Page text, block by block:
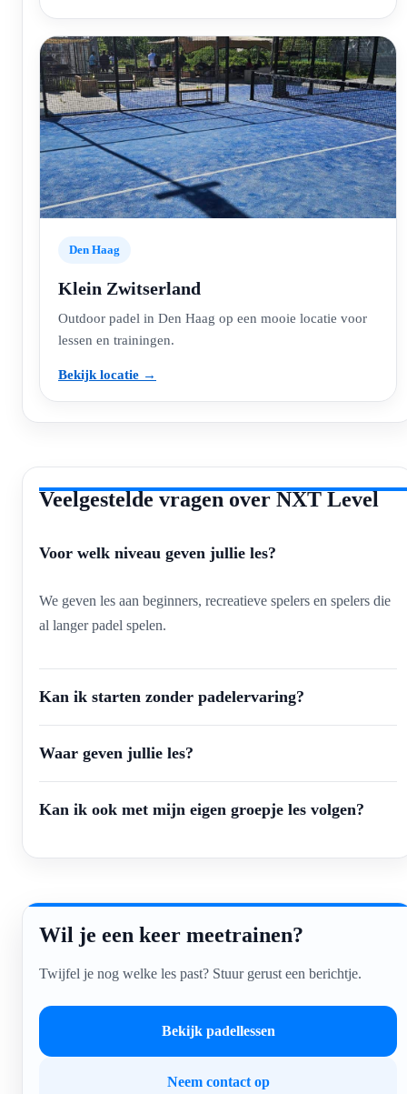
Den Haag
Klein Zwitserland
Outdoor padel in Den Haag op een mooie locatie voor
lessen en trainingen.
Bekijk locatie →
Veelgestelde vragen over NXT Level
Voor welk niveau geven jullie les?
We geven les aan beginners, recreatieve spelers en spelers die
al langer padel spelen.
Kan ik starten zonder padelervaring?
Waar geven jullie les?
Kan ik ook met mijn eigen groepje les volgen?
Wil je een keer meetrainen?
Twijfel je nog welke les past? Stuur gerust een berichtje.
Bekijk padellessen
Neem contact op